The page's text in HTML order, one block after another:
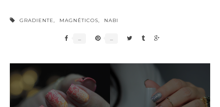
GRADIENTE MAGNÉTICOS NABI